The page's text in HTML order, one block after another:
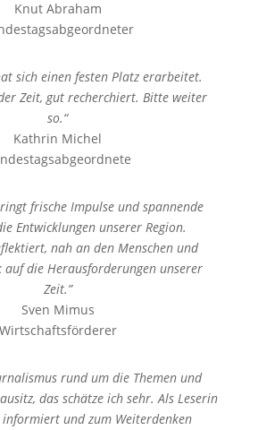
Knut Abraham
sich einen festen Platz erarbeitet.
Zeit, gut recherchiert. Bitte weiter
so.“
Kathrin Michel
frische Impulse und spannende
Entwicklungen unserer Region.
nah an den Menschen und
die Herausforderungen unserer
Zeit.”
Sven Mimus
Wirtschaftsförderer
rund um die Themen und
das schätze ich sehr. Als Leserin
und zum Weiterdenken